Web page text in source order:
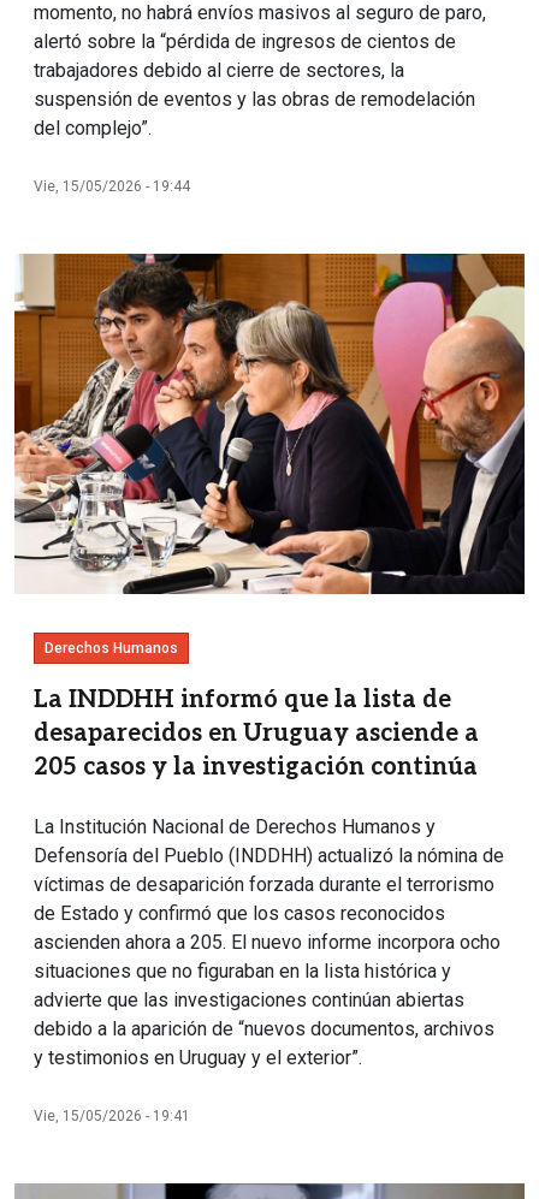
momento, no habrá envíos masivos al seguro de paro,
alertó sobre la “pérdida de ingresos de cientos de
trabajadores debido al cierre de sectores, la
suspensión de eventos y las obras de remodelación
del complejo”.
Vie, 15/05/2026 - 19:44
Imagen
Derechos Humanos
La INDDHH informó que la lista de
desaparecidos en Uruguay asciende a
205 casos y la investigación continúa
La Institución Nacional de Derechos Humanos y
Defensoría del Pueblo (INDDHH) actualizó la nómina de
víctimas de desaparición forzada durante el terrorismo
de Estado y confirmó que los casos reconocidos
ascienden ahora a 205. El nuevo informe incorpora ocho
situaciones que no figuraban en la lista histórica y
advierte que las investigaciones continúan abiertas
debido a la aparición de “nuevos documentos, archivos
y testimonios en Uruguay y el exterior”.
Vie, 15/05/2026 - 19:41